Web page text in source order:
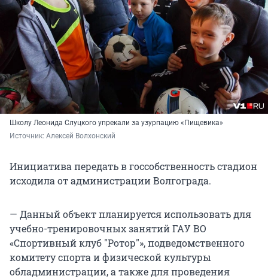
Школу Леонида Слуцкого упрекали за узурпацию «Пищевика»
Источник: Алексей Волхонский
Инициатива передать в госсобственность стадион
исходила от администрации Волгограда.
— Данный объект планируется использовать для
учебно-тренировочных занятий ГАУ ВО
«Спортивный клуб "Ротор"», подведомственного
комитету спорта и физической культуры
обладминистрации, а также для проведения